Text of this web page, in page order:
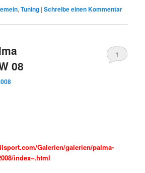
,Tuning |Schreibe einen Kommentar
08
1
Galerien/galerien/palma-
index–.html